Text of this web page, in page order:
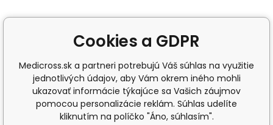
Cookies a GDPR
Medicross.sk a partneri potrebujú Váš súhlas na využitie
jednotlivých údajov, aby Vám okrem iného mohli
ukazovať informácie týkajúce sa Vašich záujmov
pomocou personalizácie reklám. Súhlas udelíte
kliknutím na políčko "Áno, súhlasím".